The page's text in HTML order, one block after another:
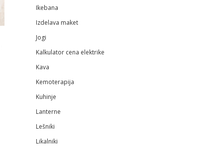
Ikebana
Izdelava maket
Jogi
Kalkulator cena elektrike
Kava
Kemoterapija
Kuhinje
Lanterne
Lešniki
Likalniki